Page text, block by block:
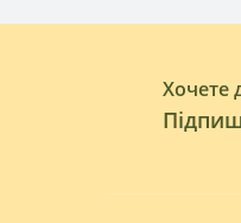
Хочете